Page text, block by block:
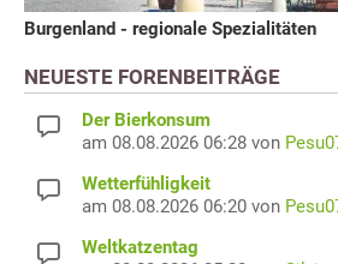
Burgenland - regionale Spezialitäten
NEUESTE FORENBEITRÄGE
Der Bierkonsum
am 08.08.2026 06:28 von
Wetterfühligkeit
am 08.08.2026 06:20 von
Weltkatzentag